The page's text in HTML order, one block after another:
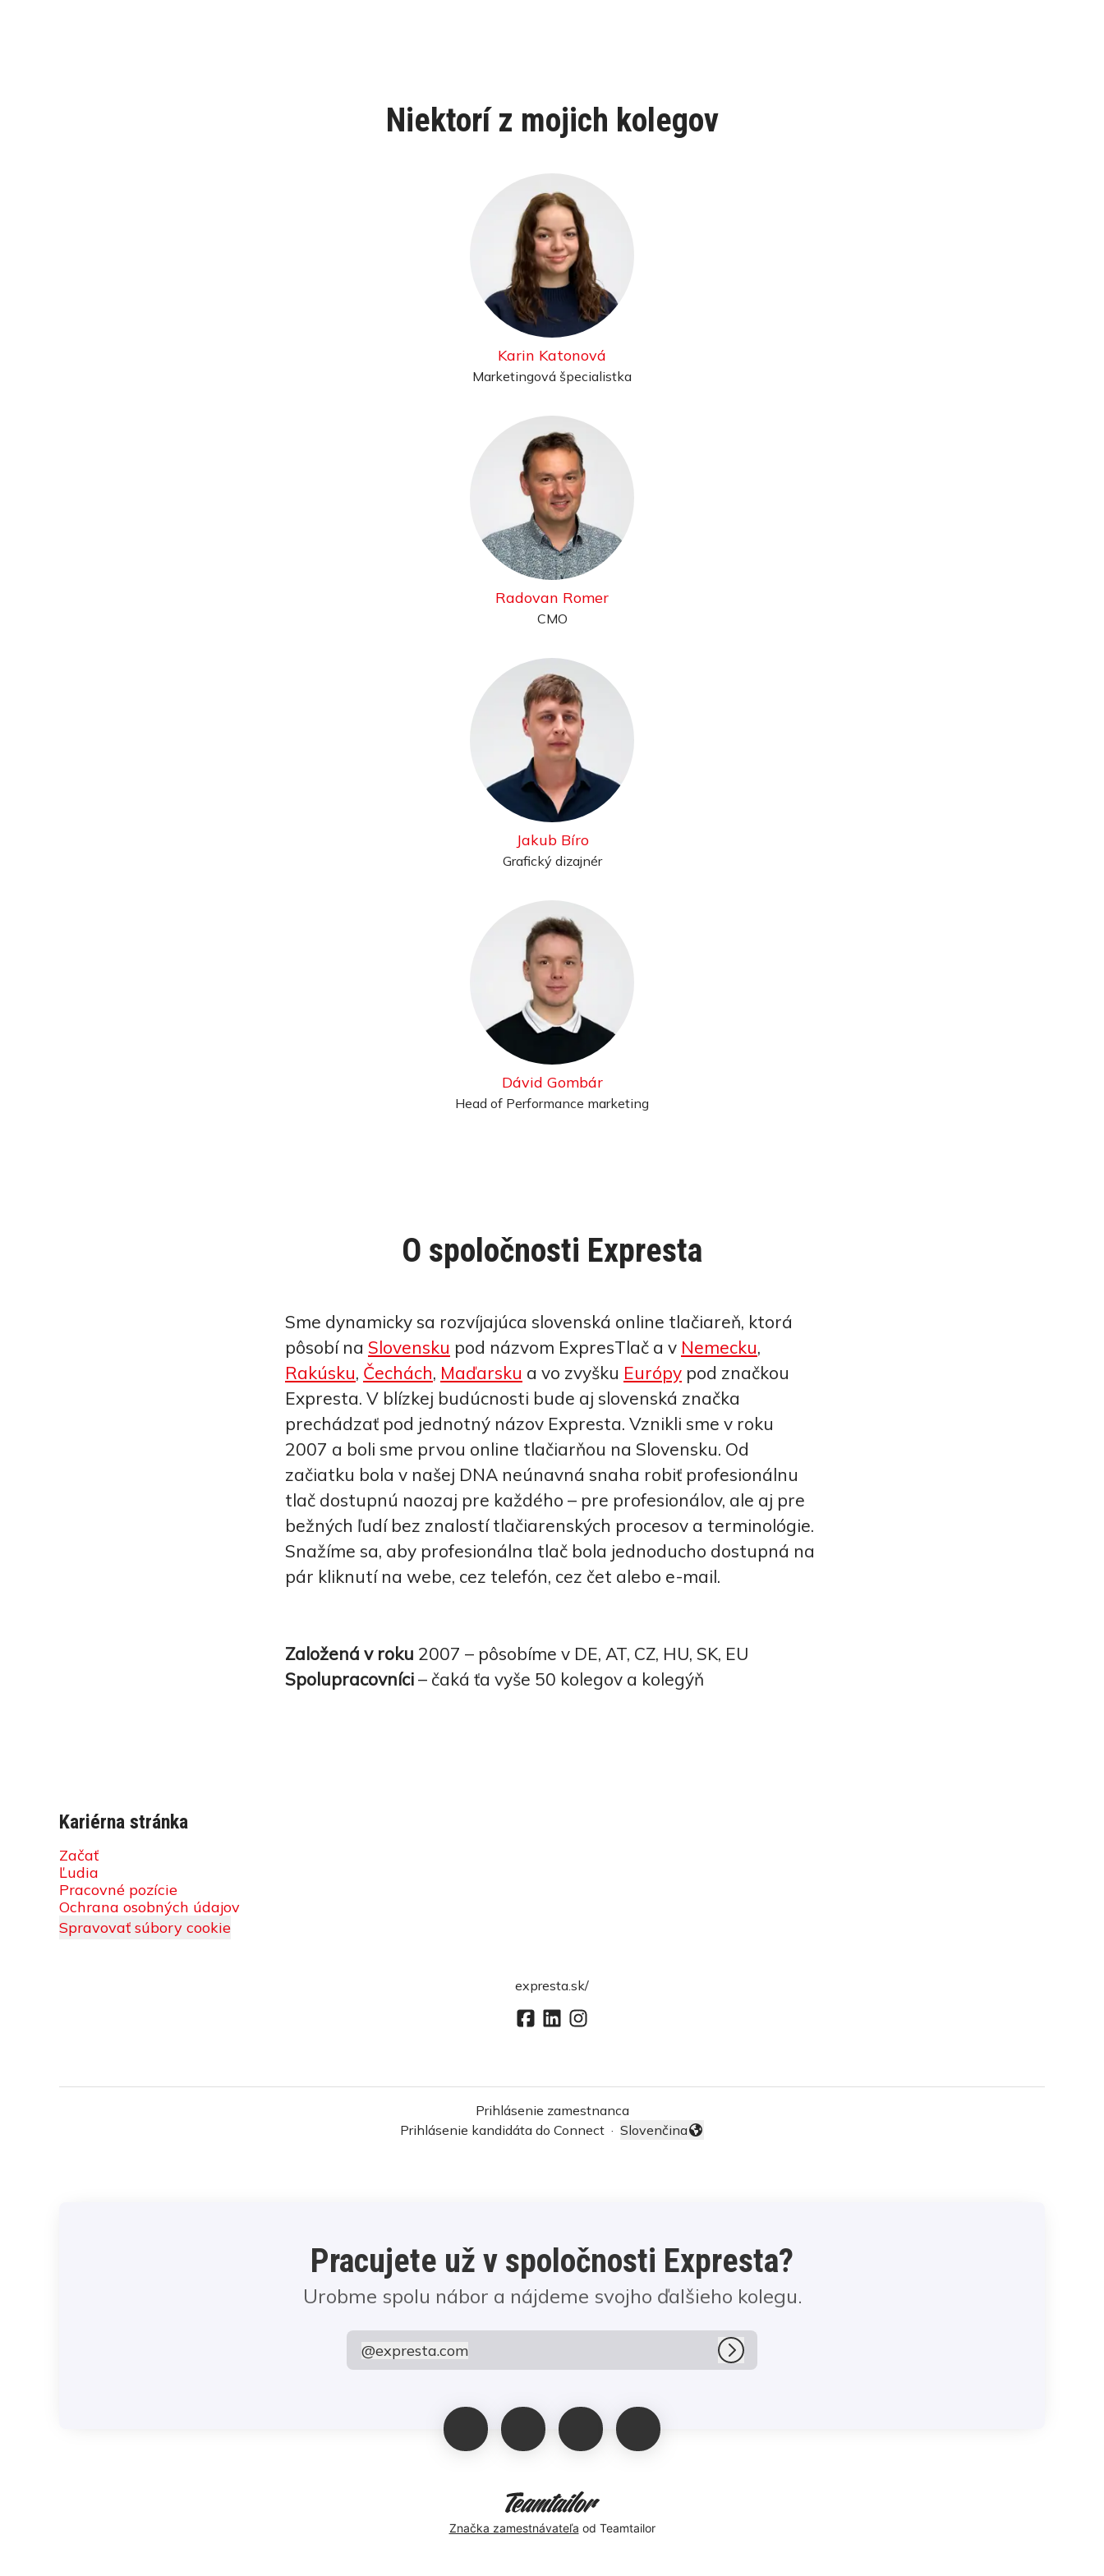
Niektorí z mojich kolegov
Karin Katonová
Marketingová špecialistka
Radovan Romer
CMO
Jakub Bíro
Grafický dizajnér
Dávid Gombár
Head of Performance marketing
O spoločnosti Expresta
Sme dynamicky sa rozvíjajúca slovenská online tlačiareň, ktorá
pôsobí na Slovensku pod názvom ExpresTlač a v Nemecku,
Rakúsku, Čechách, Maďarsku a vo zvyšku Európy pod značkou
Expresta. V blízkej budúcnosti bude aj slovenská značka
prechádzať pod jednotný názov Expresta. Vznikli sme v roku
2007 a boli sme prvou online tlačiarňou na Slovensku. Od
začiatku bola v našej DNA neúnavná snaha robiť profesionálnu
tlač dostupnú naozaj pre každého – pre profesionálov, ale aj pre
bežných ľudí bez znalostí tlačiarenských procesov a terminológie.
Snažíme sa, aby profesionálna tlač bola jednoducho dostupná na
pár kliknutí na webe, cez telefón, cez čet alebo e-mail.
Založená v roku 2007 – pôsobíme v DE, AT, CZ, HU, SK, EU
Spolupracovníci– čaká ťa vyše 50 kolegov a kolegýň
Kariérna stránka
Začať
Ľudia
Pracovné pozície
Ochrana osobných údajov
Spravovať súbory cookie
expresta.sk/
Prihlásenie zamestnanca
Prihlásenie kandidáta do Connect ·
Zmeniť jazyk
Slovenčina
Pracujete už v spoločnosti Expresta?
Urobme spolu nábor a nájdeme svojho ďalšieho kolegu.
expresta.com
@expresta.com Prihlásiť sa
Značka zamestnávateľa od Teamtailor